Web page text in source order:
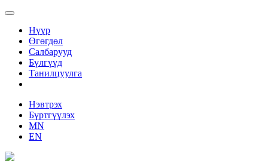
Нүүр
Өгөгдөл
Салбарууд
Бүлгүүд
Танилцуулга
Нэвтрэх
Бүртгүүлэх
MN
EN